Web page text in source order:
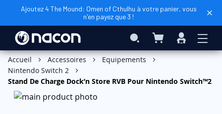
Ajoutez 4 The Mound: Omen of Cthulhu à votre panier, vous
n'en payez que 3 !
RechercherMon panierConnexion
Ajouter au panier
Accueil Accessoires
Equipements
Nintendo Switch 2
Stand De Charge Dock’n Store RVB Pour Nintendo Switch™2
Skip